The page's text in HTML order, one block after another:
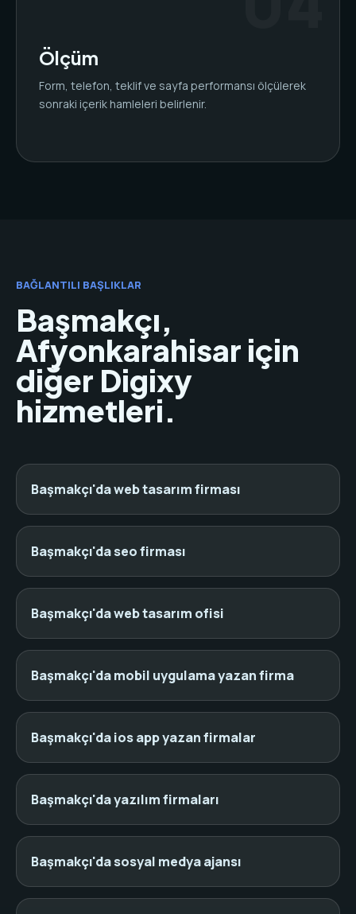
Ölçüm
Form, telefon, teklif ve sayfa performansı ölçülerek
sonraki içerik hamleleri belirlenir.
BAĞLANTILI BAŞLIKLAR
Başmakçı,
Afyonkarahisar için
diğer Digixy
hizmetleri.
Başmakçı'da web tasarım firması
Başmakçı'da seo firması
Başmakçı'da web tasarım ofisi
Başmakçı'da mobil uygulama yazan firma
Başmakçı'da ios app yazan firmalar
Başmakçı'da yazılım firmaları
Başmakçı'da sosyal medya ajansı